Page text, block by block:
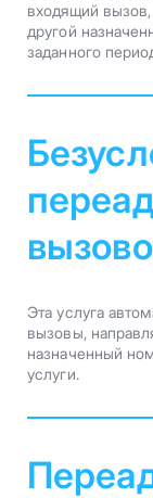
входящий
другой
заданного
Эта услуга
вызовы,
назначенный
услуги.